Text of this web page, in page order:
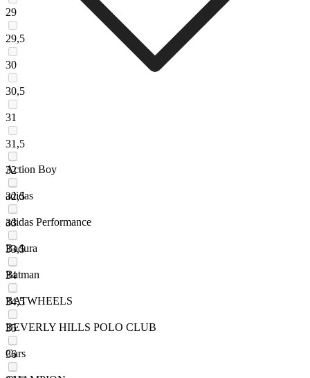
29
29,5
30
30,5
31
31,5
32
32,5
33
33,5
34
34,5
35
36
Action Boy
adidas
adidas Performance
Badura
Batman
BATWHEELS
BEVERLY HILLS POLO CLUB
Cars